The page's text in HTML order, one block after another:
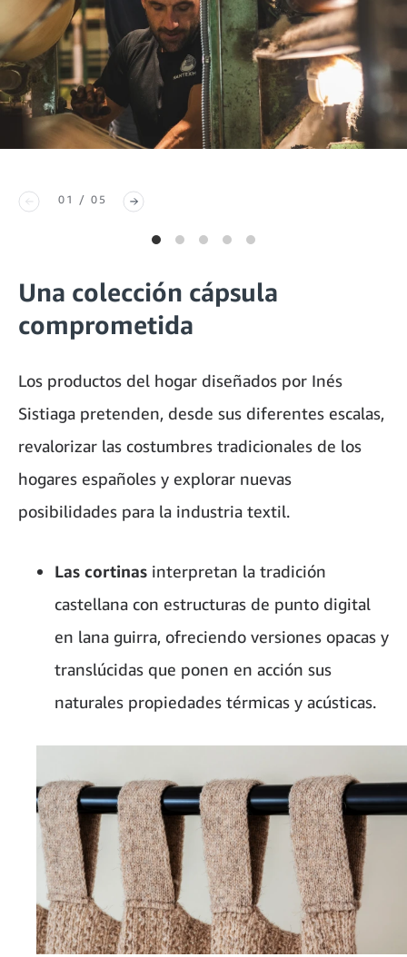
01 / 05
Una colección cápsula
comprometida
Los productos del hogar diseñados por Inés
Sistiaga pretenden, desde sus diferentes escalas,
revalorizar las costumbres tradicionales de los
hogares españoles y explorar nuevas
posibilidades para la industria textil.
Las cortinas interpretan la tradición
castellana con estructuras de punto digital
en lana guirra, ofreciendo versiones opacas y
translúcidas que ponen en acción sus
naturales propiedades térmicas y acústicas.